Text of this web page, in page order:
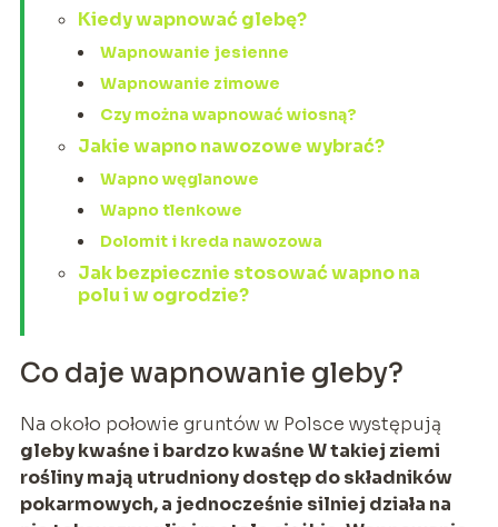
Kiedy wapnować glebę?
Wapnowanie jesienne
Wapnowanie zimowe
Czy można wapnować wiosną?
Jakie wapno nawozowe wybrać?
Wapno węglanowe
Wapno tlenkowe
Dolomit i kreda nawozowa
Jak bezpiecznie stosować wapno na
polu i w ogrodzie?
Co daje wapnowanie gleby?
Na około połowie gruntów w Polsce występują
gleby kwaśne i bardzo kwaśne W takiej ziemi
rośliny mają utrudniony dostęp do składników
pokarmowych, a jednocześnie silniej działa na